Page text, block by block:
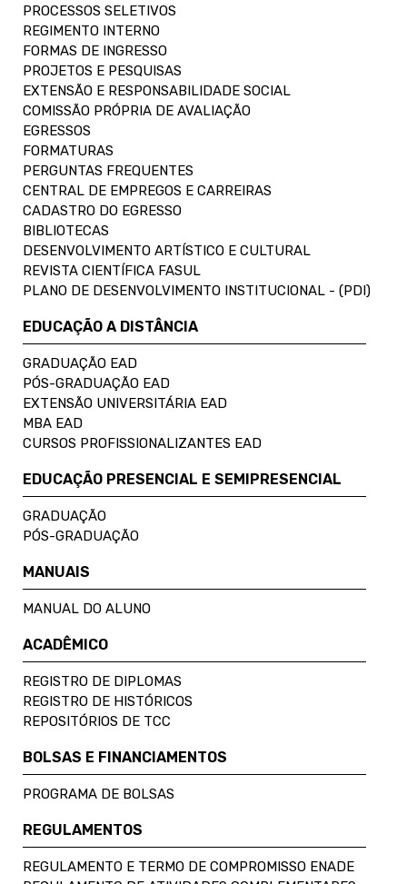
PROCESSOS SELETIVOS
REGIMENTO INTERNO
FORMAS DE INGRESSO
PROJETOS E PESQUISAS
EXTENSÃO E RESPONSABILIDADE SOCIAL
COMISSÃO PRÓPRIA DE AVALIAÇÃO
EGRESSOS
FORMATURAS
PERGUNTAS FREQUENTES
CENTRAL DE EMPREGOS E CARREIRAS
CADASTRO DO EGRESSO
BIBLIOTECAS
DESENVOLVIMENTO ARTÍSTICO E CULTURAL
REVISTA CIENTÍFICA FASUL
PLANO DE DESENVOLVIMENTO INSTITUCIONAL - (PDI)
EDUCAÇÃO A DISTÂNCIA
GRADUAÇÃO EAD
PÓS-GRADUAÇÃO EAD
EXTENSÃO UNIVERSITÁRIA EAD
MBA EAD
CURSOS PROFISSIONALIZANTES EAD
EDUCAÇÃO PRESENCIAL E SEMIPRESENCIAL
GRADUAÇÃO
PÓS-GRADUAÇÃO
MANUAIS
MANUAL DO ALUNO
ACADÊMICO
REGISTRO DE DIPLOMAS
REGISTRO DE HISTÓRICOS
REPOSITÓRIOS DE TCC
BOLSAS E FINANCIAMENTOS
PROGRAMA DE BOLSAS
REGULAMENTOS
REGULAMENTO E TERMO DE COMPROMISSO ENADE